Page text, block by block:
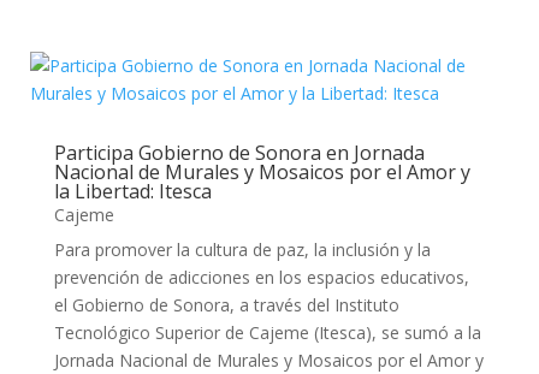
Participa Gobierno de Sonora en Jornada
Nacional de Murales y Mosaicos por el Amor y
la Libertad: Itesca
Cajeme
Para promover la cultura de paz, la inclusión y la
prevención de adicciones en los espacios educativos,
el Gobierno de Sonora, a través del Instituto
Tecnológico Superior de Cajeme (Itesca), se sumó a la
Jornada Nacional de Murales y Mosaicos por el Amor y